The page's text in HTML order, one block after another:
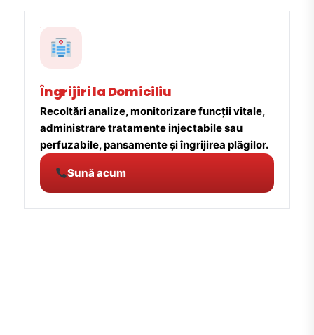
Îngrijiri la Domiciliu
Recoltări analize, monitorizare funcții vitale,
administrare tratamente injectabile sau
perfuzabile, pansamente și îngrijirea plăgilor.
Sună acum